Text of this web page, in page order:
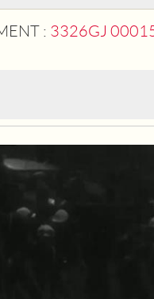
: 3326GJ